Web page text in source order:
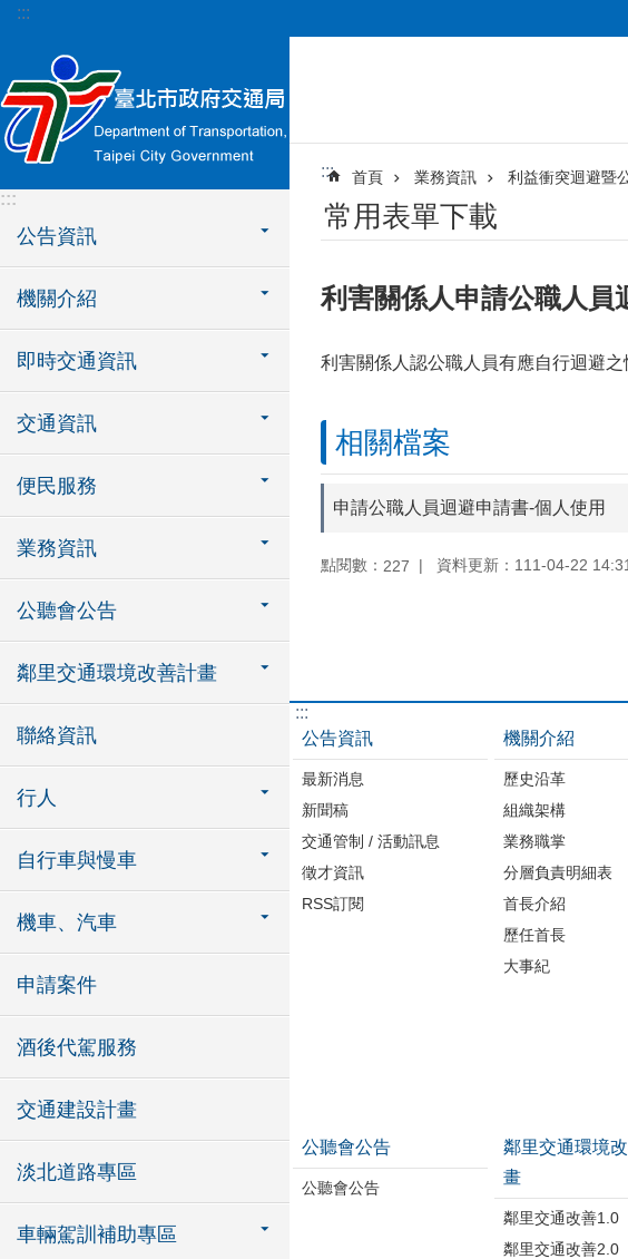
跳到主要內容區塊
:::
:::
公告資訊
機關介紹
即時交通資訊
交通資訊
便民服務
業務資訊
公聽會公告
鄰里交通環境改善計畫
聯絡資訊
行人
自行車與慢車
機車、汽車
申請案件
酒後代駕服務
交通建設計畫
淡北道路專區
車輛駕訓補助專區
::: 首頁 業務資訊 利益衝突迴避暨
常用表單下載
利害關係人申請公職人員
利害關係人認公職人員有應自行迴避
相關檔案
申請公職人員迴避申請書-個人使用
點閱數： 227 資料更新：111-04-22 14:31
:::
公告資訊
最新消息
新聞稿
交通管制 / 活動訊息
徵才資訊
RSS訂閱
機關介紹
歷史沿革
組織架構
業務職掌
分層負責明細表
首長介紹
歷任首長
大事紀
公聽會公告
公聽會公告
鄰里交通環境
畫
鄰里交通改善1.0
鄰里交通改善2.0